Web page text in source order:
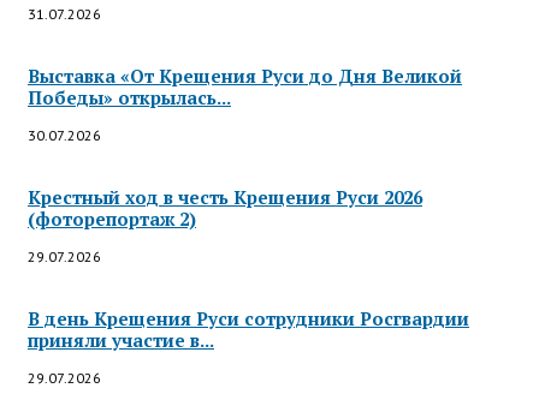
31.07.2026
Выставка «От Крещения Руси до Дня Великой
Победы» открылась...
30.07.2026
Крестный ход в честь Крещения Руси 2026
(фоторепортаж 2)
29.07.2026
В день Крещения Руси сотрудники Росгвардии
приняли участие в...
29.07.2026